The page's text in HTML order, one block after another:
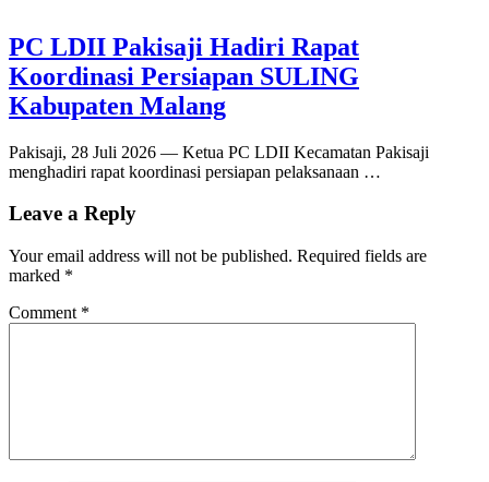
PC LDII Pakisaji Hadiri Rapat
Koordinasi Persiapan SULING
Kabupaten Malang
Pakisaji, 28 Juli 2026 — Ketua PC LDII Kecamatan Pakisaji
menghadiri rapat koordinasi persiapan pelaksanaan …
Leave a Reply
Your email address will not be published. Required fields are
marked *
Comment *